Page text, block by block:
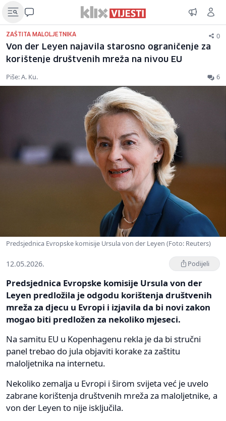
ZAŠTITA MALOLJETNIKA 0
Von der Leyen najavila starosno ograničenje za
korištenje društvenih mreža na nivou EU
Piše: A. Ku. 6
Predsjednica Evropske komisije Ursula von der Leyen (Foto: Reuters)
12.05.2026. Podijeli
Predsjednica Evropske komisije Ursula von der
Leyen predložila je odgodu korištenja društvenih
mreža za djecu u Evropi i izjavila da bi novi zakon
mogao biti predložen za nekoliko mjeseci.
Na samitu EU u Kopenhagenu rekla je da bi stručni
panel trebao do jula objaviti korake za zaštitu
maloljetnika na internetu.
Nekoliko zemalja u Evropi i širom svijeta već je uvelo
zabrane korištenja društvenih mreža za maloljetnike, a
von der Leyen to nije isključila.